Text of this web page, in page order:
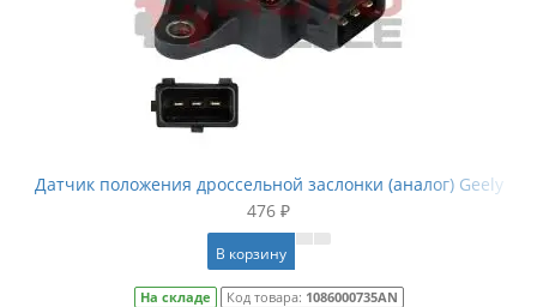
Датчик положения дроссельной заслонки (аналог) Geely
476 ₽
В корзину
На складе Код товара: 1086000735AN